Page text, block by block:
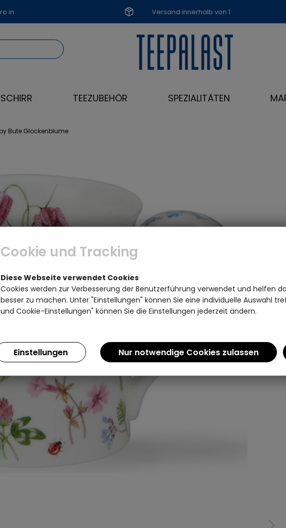
in Versand innerhalb von 1
Werktag
TEEZUBEHÖR SPEZIALITÄTEN
Bute Glockenblume
Cookie und Tracking
Diese Webseite verwendet Cookies
Cookies werden zur Verbesserung der Benutzerführung verwendet und helfen
besser zu machen. Unter "Einstellungen" können Sie eine individuelle Auswahl
und Cookie-Einstellungen" können Sie die Einstellungen jederzeit ändern.
Einstellungen